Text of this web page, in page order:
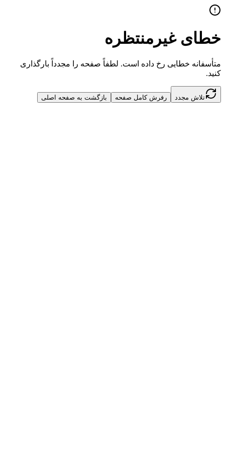
خطای غیرمنتظره
متأسفانه خطایی رخ داده است. لطفاً صفحه را مجدداً بارگذاری
کنید.
تلاش مجدد رفرش کامل صفحه بازگشت به صفحه اصلی